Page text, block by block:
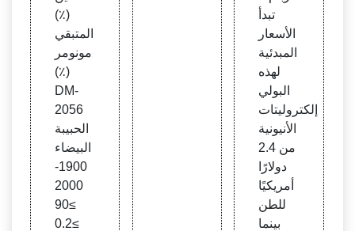
(٪)
المتبقي
مونومر
(٪)
DM-
2056
الحبيبة
البيضاء
1900-
2000
≥90
≥0.2
تبدأ
الأسعار
المبدئية
لهذه
البولي
إلكتروليتات
الأنيونية
من 2.4
دولارًا
أمريكيًا
للطن
بينما